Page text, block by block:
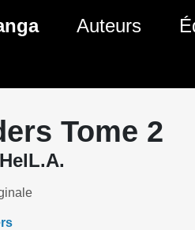
Manga
Auteurs
Tome 2